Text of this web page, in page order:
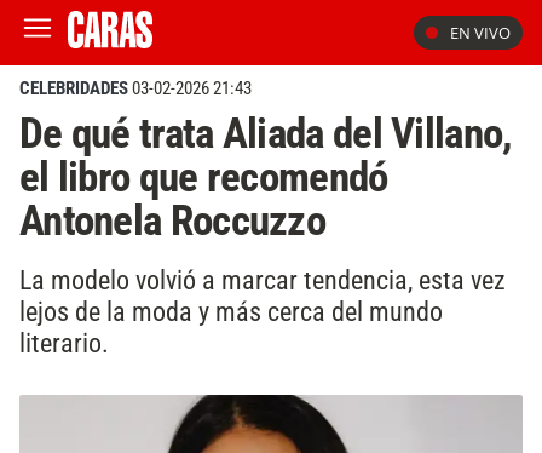
EN VIVO
CELEBRIDADES03-02-2026 21:43
De qué trata Aliada del Villano,
el libro que recomendó
Antonela Roccuzzo
La modelo volvió a marcar tendencia, esta vez
lejos de la moda y más cerca del mundo
literario.